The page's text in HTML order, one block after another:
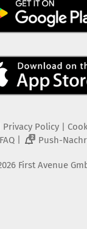
Privacy Policy|
FAQ| 2 Push-
First Avenue